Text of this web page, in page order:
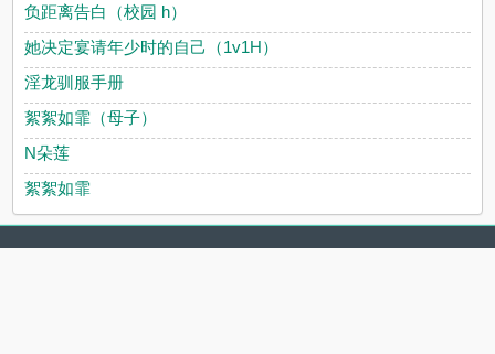
负距离告白（校园 h）
她决定宴请年少时的自己（1v1H）
淫龙驯服手册
絮絮如霏（母子）
N朵莲
絮絮如霏